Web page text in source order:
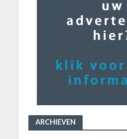
ARCHIEVEN